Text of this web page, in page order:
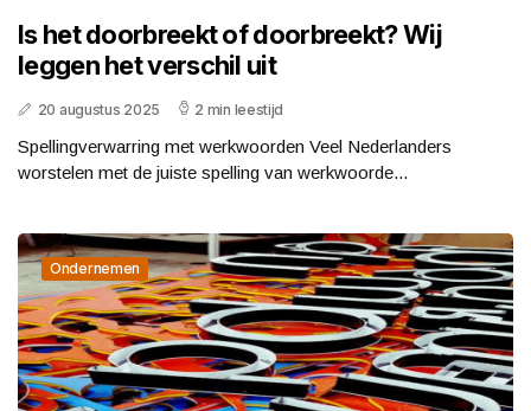
Is het doorbreekt of doorbreekt? Wij
leggen het verschil uit
20 augustus 2025 2 min leestijd
Spellingverwarring met werkwoorden Veel Nederlanders
worstelen met de juiste spelling van werkwoorde...
Ondernemen